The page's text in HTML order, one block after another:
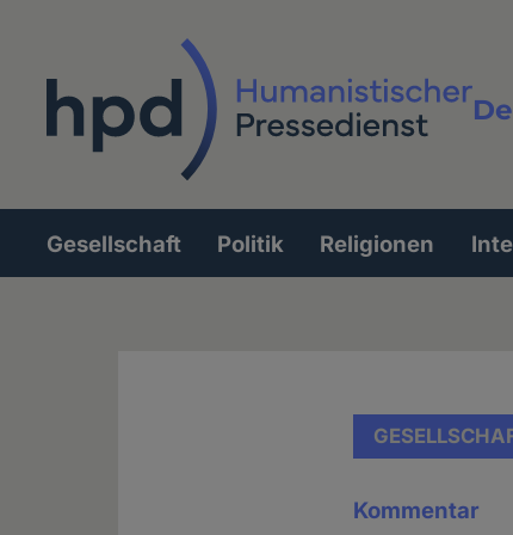
Hauptnavigation
Gesellschaft Politik Religionen
Kommentar